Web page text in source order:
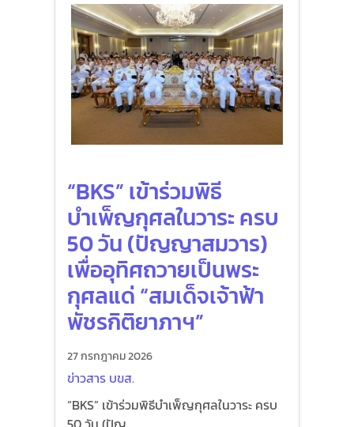
“BKS” เข้าร่วมพิธี
บำเพ็ญกุศลในวาระ ครบ
50 วัน (ปัญญาสมวาร)
เพื่ออุทิศถวายเป็นพระ
กุศลแด่ “สมเด็จเจ้าฟ้า
พัชรกิติยาภาฯ”
27 กรกฎาคม 2026
ข่าวสาร บขส.
“BKS” เข้าร่วมพิธีบำเพ็ญกุศลในวาระ ครบ